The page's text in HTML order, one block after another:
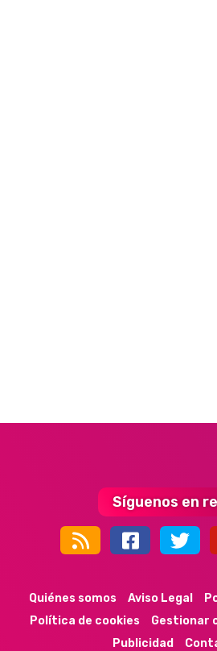
Síguenos en
44k 9k
Quiénes somos Aviso Legal
Política de cookies
Gestionar
Publicidad